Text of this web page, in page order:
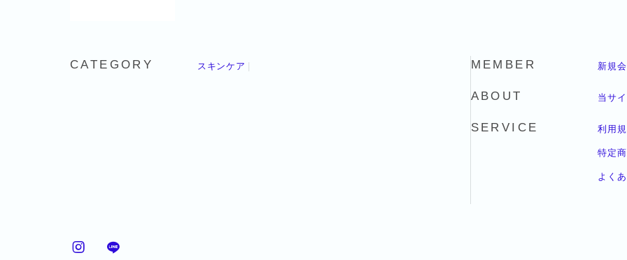
CATEGORY スキンケア MEMBER 新規
ABOUT 当サ
SERVICE 利用
特定
よく